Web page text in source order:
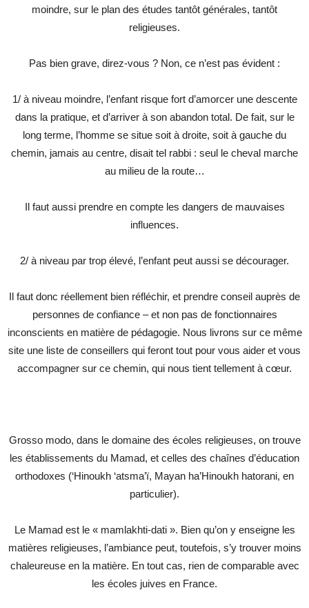
moindre, sur le plan des études tantôt générales, tantôt
religieuses.
Pas bien grave, direz-vous ? Non, ce n’est pas évident :
1/ à niveau moindre, l’enfant risque fort d’amorcer une descente
dans la pratique, et d’arriver à son abandon total. De fait, sur le
long terme, l’homme se situe soit à droite, soit à gauche du
chemin, jamais au centre, disait tel rabbi : seul le cheval marche
au milieu de la route…
Il faut aussi prendre en compte les dangers de mauvaises
influences.
2/ à niveau par trop élevé, l’enfant peut aussi se décourager.
Il faut donc réellement bien réfléchir, et prendre conseil auprès de
personnes de confiance – et non pas de fonctionnaires
inconscients en matière de pédagogie. Nous livrons sur ce même
site une liste de conseillers qui feront tout pour vous aider et vous
accompagner sur ce chemin, qui nous tient tellement à cœur.
Grosso modo, dans le domaine des écoles religieuses, on trouve
les établissements du Mamad, et celles des chaînes d’éducation
orthodoxes (‘Hinoukh ‘atsma’ï, Mayan ha’Hinoukh hatorani, en
particulier).
Le Mamad est le « mamlakhti-dati ». Bien qu’on y enseigne les
matières religieuses, l’ambiance peut, toutefois, s’y trouver moins
chaleureuse en la matière. En tout cas, rien de comparable avec
les écoles juives en France.